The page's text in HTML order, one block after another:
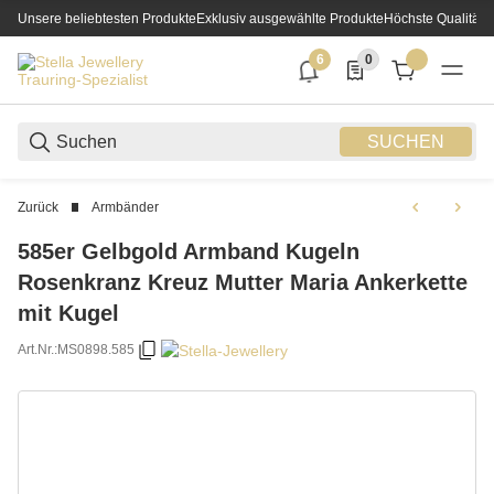
Unsere beliebtesten ProdukteExklusiv ausgewählte ProdukteHöchste Qualität
SUCHEN
6
6 neue Notifizierungen
0
0 Produkte in der
Zurück Armbänder
585er Gelbgold Armband Kugeln
Rosenkranz Kreuz Mutter Maria Ankerkette
mit Kugel
Art.Nr.:MS0898.585